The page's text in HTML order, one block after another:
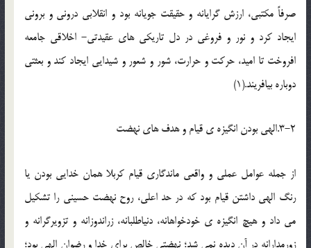
صرفاً مکتبي، ارزش گرايانه و حقيقت جويانه بود و انقلابي دروني و بروني
ايجاد کرد و نور و فروغي در دل تاريکي هاي عقيدتي- اخلاقي جامعه
افروخت تا اميد، حرکت و حرارت، شور و شعور و شيدايي ايجاد کند و بعثتي
دوباره بيافريند.(1)
3-2.الهي بودن انگيزه ي قيام و هدف هاي نهضت
از جمله عوامل عملي و واقعي ماندگاري قيام کربلا همان خدايي بودن يا
رنگ الهي داشتن قيام بود که در حد اعلي، روح نهضت حسيني را تشکيل
مي داد و هيچ انگيزه ي خودخواهانه، دنياطلبانه، زراندوزانه و تزويرگرانه و
زورمدارانه در آن ديده نمي شد؛ نهضتي خالص براي خدا و رضوان الهي بود؛